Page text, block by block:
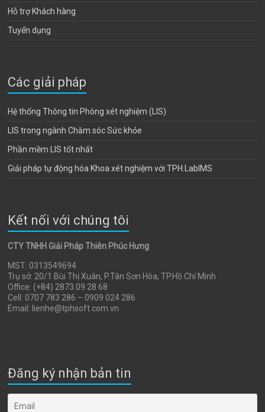
Hỗ trợ Khách hàng
Tuyển dụng
Các giải pháp
Hệ thống Thông tin Phòng xét nghiệm (LIS)
LIS trong ngành Chăm sóc Sức khỏe
Phần mềm LIS tốt nhất
Giải pháp tự động hóa Khoa xét nghiệm với TPH.LabIMS
Kết nối với chúng tôi
CTY TNHH Giải Pháp Thiên Phúc Hưng
MST: 0313549694
Trụ sở: 20/1 Bùi Thị Xuân, P.Tân Sơn Hòa, TP.Hồ Chí Minh
Office: (+84) 2873 09 28 68
Cell: 0707 783 286 – 0909 024 286
Email: lienhe@tphsoft.com.vn
Đăng ký nhận bản tin